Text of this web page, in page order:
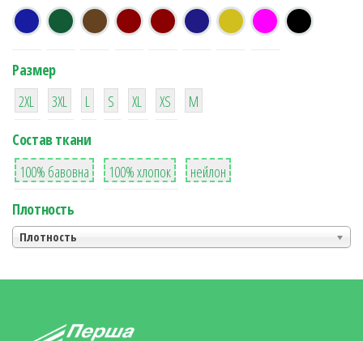
Размер
38
2XL
16
3XL
42
L
42
S
42
XL XS
М
Состав ткани
8
100% бавовна
36
100% хлопок
2
нейлон
Плотность
Плотность